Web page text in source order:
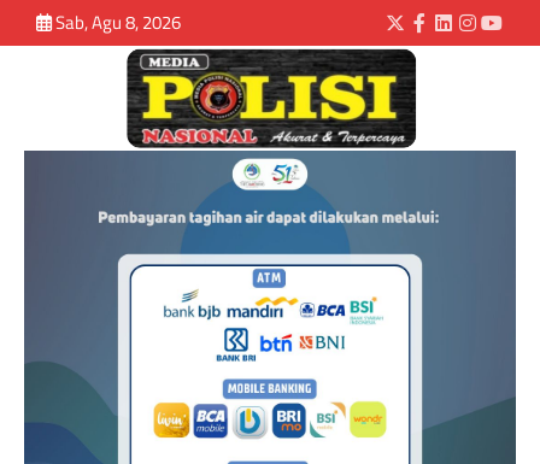
Sab, Agu 8, 2026